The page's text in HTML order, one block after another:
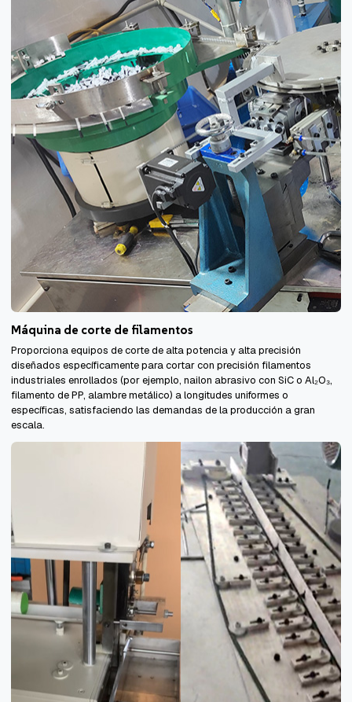
Máquina de corte de filamentos
Proporciona equipos de corte de alta potencia y alta precisión
diseñados específicamente para cortar con precisión filamentos
industriales enrollados (por ejemplo, nailon abrasivo con SiC o Al₂O₃,
filamento de PP, alambre metálico) a longitudes uniformes o
específicas, satisfaciendo las demandas de la producción a gran
escala.